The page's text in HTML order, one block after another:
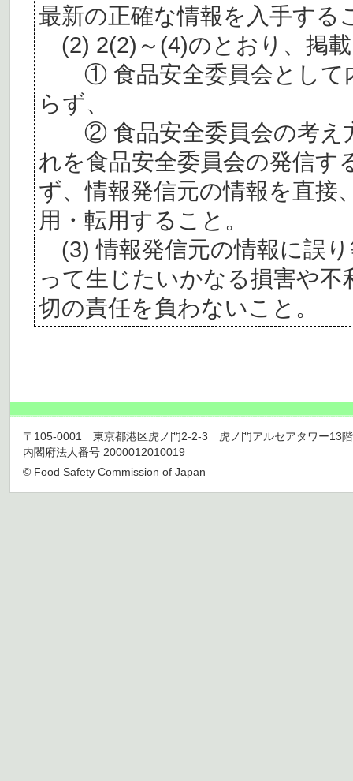
最新の正確な情報を入手する
(2) 2(2)～(4)のとおり、掲
① 食品安全委員会として
らず、
② 食品安全委員会の考え
れを食品安全委員会の発信す
ず、情報発信元の情報を直接
用・転用すること。
(3) 情報発信元の情報に誤
って生じたいかなる損害や
切の責任を負わないこと。
〒105-0001 東京都港区虎ノ門2-2-3 虎ノ門アルセアタワー13
内閣府法人番号 2000012010019
© Food Safety Commission of Japan